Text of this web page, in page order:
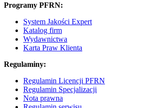
Programy PFRN:
System Jakości Expert
Katalog firm
Wydawnictwa
Karta Praw Klienta
Regulaminy:
Regulamin Licencji PFRN
Regulamin Specjalizacji
Nota prawna